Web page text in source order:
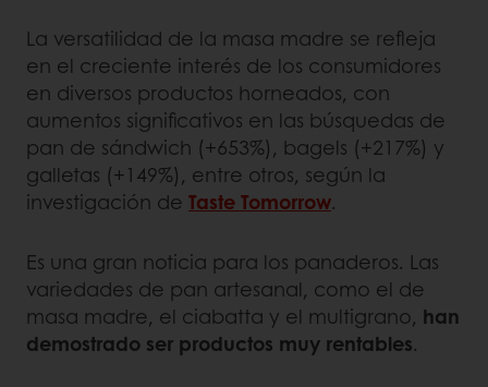
La versatilidad de la masa madre se refleja
en el creciente interés de los consumidores
en diversos productos horneados, con
aumentos significativos en las búsquedas de
pan de sándwich (+653%), bagels (+217%) y
galletas (+149%), entre otros, según la
investigación de Taste Tomorrow.
Es una gran noticia para los panaderos. Las
variedades de pan artesanal, como el de
masa madre, el ciabatta y el multigrano, han
demostrado ser productos muy rentables.